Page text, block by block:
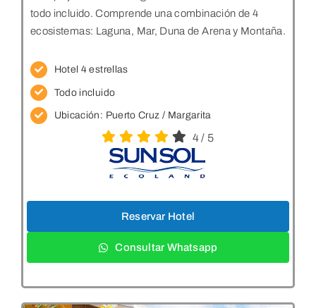
todo incluido. Comprende una combinación de 4
ecosistemas: Laguna, Mar, Duna de Arena y Montaña.
Hotel 4 estrellas
Todo incluido
Ubicación: Puerto Cruz / Margarita
4/ 5
Reservar Hotel
Consultar Whatsapp